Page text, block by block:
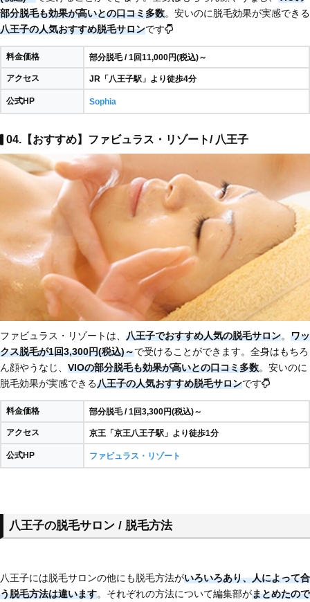
部分脱毛も効果が高いとの口コミ多数。安いのに脱毛効果が実感できる
八王子の人気おすすめ脱毛サロンです
料金価格 部分脱毛 / 1回11,000円(税込)～
アクセス JR「八王子駅」より徒歩4分
公式HP Sophia
04.【おすすめ】ファビュラス・リゾート/ 八王子
ファビュラス・リゾートは、 八王子でおすすめ人気の脱毛サロン。 ワッ
クス脱毛が1回3,300円(税込)～で受けることができます。全身はもちろ
ん顔やうなじ、 VIOの部分脱毛も効果が高いとの口コミ多数。安いのに
脱毛効果が実感できる八王子の人気おすすめ脱毛サロンです
料金価格 部分脱毛 / 1回3,300円(税込)～
アクセス 京王「京王八王子駅」より徒歩1分
公式HP ファビュラス・リゾート
八王子の脱毛サロン / 脱毛方法
八王子には脱毛サロンの他にも脱毛方法がいろいろあり、人によって合
う脱毛方法は違います。それぞれの方法について編集部がまとめたので